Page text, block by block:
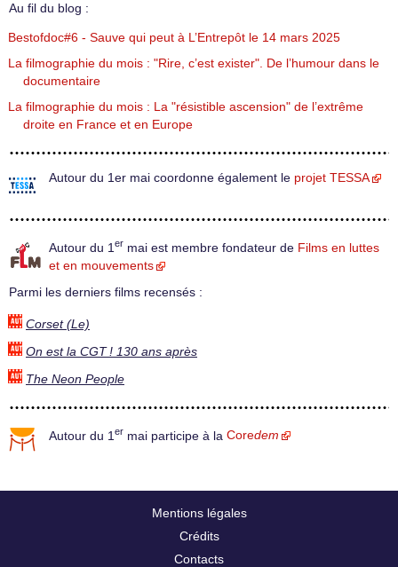
Au fil du blog :
Bestofdoc#6 - Sauve qui peut à L’Entrepôt le 14 mars 2025
La filmographie du mois : "Rire, c’est exister". De l’humour dans le
documentaire
La filmographie du mois : La "résistible ascension" de l’extrême
droite en France et en Europe
Autour du 1er mai coordonne également le projet TESSA
Autour du 1 er mai est membre fondateur de Films en luttes
et en mouvements
Parmi les derniers films recensés :
Corset (Le)
On est la CGT ! 130 ans après
The Neon People
Autour du 1 er mai participe à la Coredem
Mentions légales
Crédits
Contacts